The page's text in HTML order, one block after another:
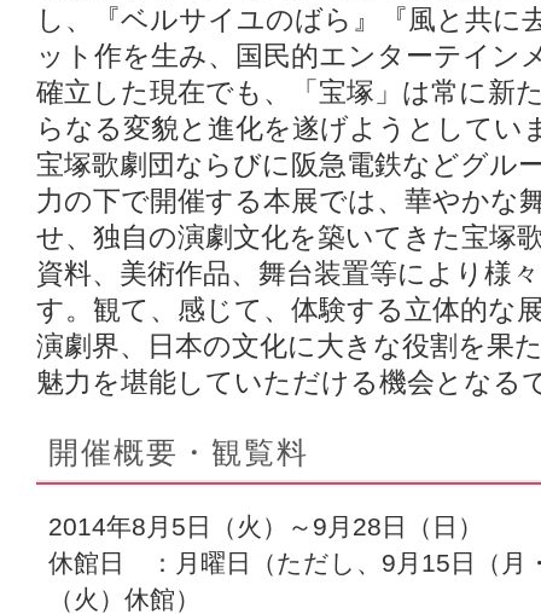
し、『ベルサイユのばら』『風と共に
ット作を生み、国民的エンターテイン
確立した現在でも、「宝塚」は常に新
らなる変貌と進化を遂げようとしてい
宝塚歌劇団ならびに阪急電鉄などグル
力の下で開催する本展では、華やかな
せ、独自の演劇文化を築いてきた宝塚
資料、美術作品、舞台装置等により様
す。観て、感じて、体験する立体的な
演劇界、日本の文化に大きな役割を果
魅力を堪能していただける機会となる
開催概要・観覧料
2014年8月5日（火）～9月28日（日）
休館日 ：月曜日（ただし、9月15日（月
（火）休館）